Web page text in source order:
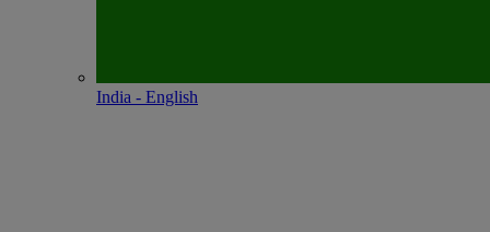
India - English